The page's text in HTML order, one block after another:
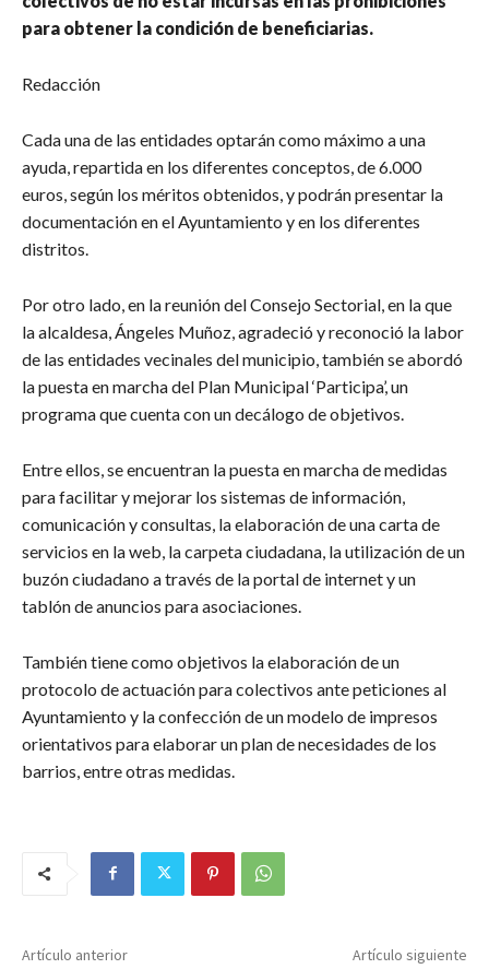
para obtener la condición de beneficiarias.
Redacción
Cada una de las entidades optarán como máximo a una
ayuda, repartida en los diferentes conceptos, de 6.000
euros, según los méritos obtenidos, y podrán presentar la
documentación en el Ayuntamiento y en los diferentes
distritos.
Por otro lado, en la reunión del Consejo Sectorial, en la que
la alcaldesa, Ángeles Muñoz, agradeció y reconoció la labor
de las entidades vecinales del municipio, también se abordó
la puesta en marcha del Plan Municipal ‘Participa’, un
programa que cuenta con un decálogo de objetivos.
Entre ellos, se encuentran la puesta en marcha de medidas
para facilitar y mejorar los sistemas de información,
comunicación y consultas, la elaboración de una carta de
servicios en la web, la carpeta ciudadana, la utilización de un
buzón ciudadano a través de la portal de internet y un
tablón de anuncios para asociaciones.
También tiene como objetivos la elaboración de un
protocolo de actuación para colectivos ante peticiones al
Ayuntamiento y la confección de un modelo de impresos
orientativos para elaborar un plan de necesidades de los
barrios, entre otras medidas.
Artículo anterior Artículo siguiente